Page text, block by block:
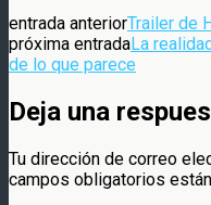
entrada anteriorTrailer de
próxima entradaLa
de lo que parece
Deja una
Tu dirección de correo
campos obligatorios